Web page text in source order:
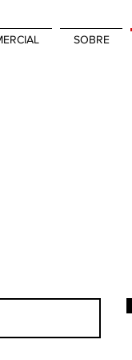
SOBRE